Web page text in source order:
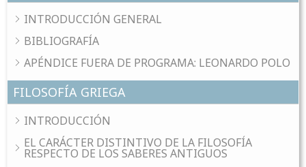
INTRODUCCIÓN GENERAL
BIBLIOGRAFÍA
APÉNDICE FUERA DE PROGRAMA: LEONARDO POLO
FILOSOFÍA GRIEGA
INTRODUCCIÓN
EL CARÁCTER DISTINTIVO DE LA FILOSOFÍA
RESPECTO DE LOS SABERES ANTIGUOS